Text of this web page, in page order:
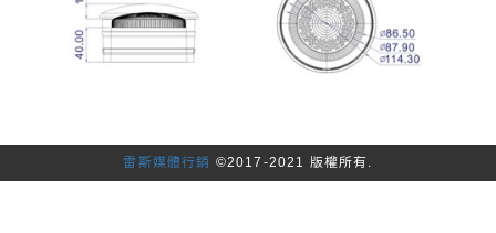
雷斯媒體行銷 ©2017-2021 版權所有.